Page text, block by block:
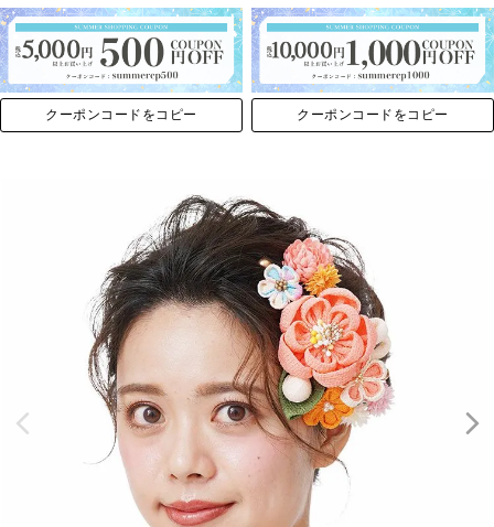
クーポンコードをコピー クーポンコードをコピー